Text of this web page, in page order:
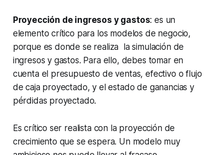
Proyección de ingresos y gastos: es un
elemento crítico para los modelos de negocio,
porque es donde se realiza la simulación de
ingresos y gastos. Para ello, debes tomar en
cuenta el presupuesto de ventas, efectivo o flujo
de caja proyectado, y el estado de ganancias y
pérdidas proyectado.
Es crítico ser realista con la proyección de
crecimiento que se espera. Un modelo muy